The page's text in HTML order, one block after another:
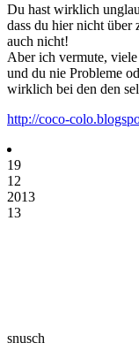
Du hast wirklich
dass du hier nicht über
auch nicht!
Aber ich vermute,
und du nie Probleme
wirklich bei den den
http://coco-
19
12
2013
13
snusch